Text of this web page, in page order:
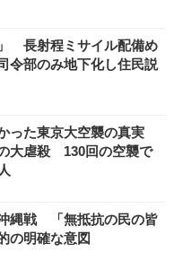
長射程ミサイル配備め
令部のみ地下化し住民説
った東京大空襲の真実
大虐殺 130回の空襲で
縄戦 「無抵抗の民の皆
の明確な意図